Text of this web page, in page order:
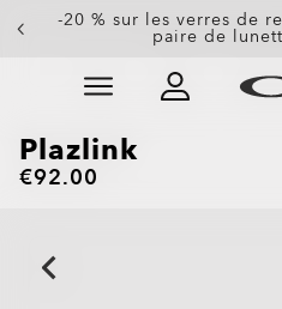
-20 % sur les verres de
paire de
Slide 3 of 3. -20 % sur les
Plazlink
€92.00